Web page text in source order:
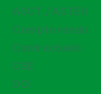
ASCT / ASTER
Compte rendu
Contractuels
CSE
DCI